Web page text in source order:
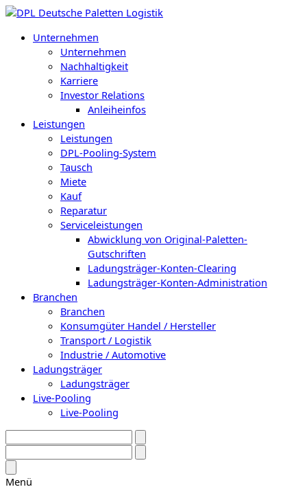
Zum
springenUnternehmen
Unternehmen
Nachhaltigkeit
Karriere
Investor Relations
Anleiheinfos
Leistungen
Leistungen
DPL-Pooling-System
Tausch
Miete
Kauf
Reparatur
Serviceleistungen
Abwicklung von Original-Paletten-
Gutschriften
Ladungsträger-Konten-Clearing
Ladungsträger-Konten-Administration
Branchen
Branchen
Konsumgüter Handel / Hersteller
Transport / Logistik
Industrie / Automotive
Ladungsträger
Ladungsträger
Live-Pooling
Live-Pooling
Menü